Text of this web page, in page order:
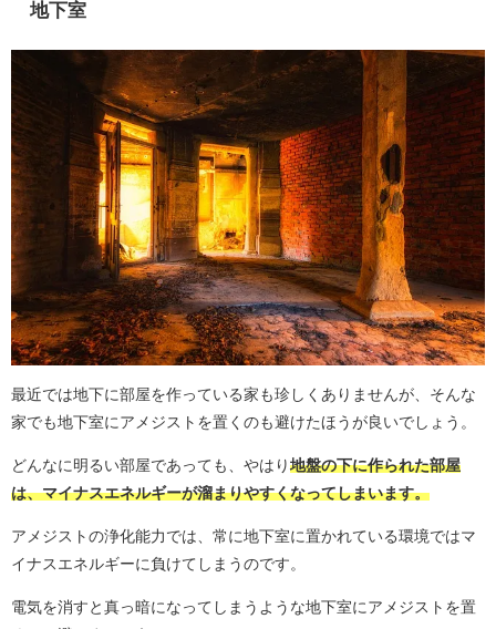
地下室
最近では地下に部屋を作っている家も珍しくありませんが、そんな
家でも地下室にアメジストを置くのも避けたほうが良いでしょう。
どんなに明るい部屋であっても、やはり 地盤の下に作られた部屋
は、マイナスエネルギーが溜まりやすくなってしまいます。
アメジストの浄化能力では、常に地下室に置かれている環境ではマ
イナスエネルギーに負けてしまうのです。
電気を消すと真っ暗になってしまうような地下室にアメジストを置